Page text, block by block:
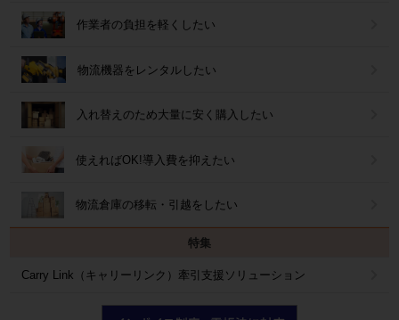
作業者の負担を軽くしたい
物流機器をレンタルしたい
入れ替えのため大量に安く購入したい
使えればOK!導入費を抑えたい
物流倉庫の移転・引越をしたい
特集
Carry Link（キャリーリンク）牽引支援ソリューション